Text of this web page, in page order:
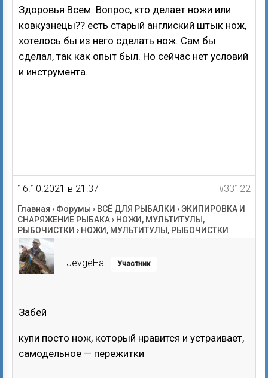
Здоровья Всем. Вопрос, кто делает ножи или
ковкузнецы?? есть старый англиский штык нож,
хотелось бы из него сделать нож. Сам бы
сделал, так как опыт был. Но сейчас нет условий
и инструмента.
16.10.2021 в 21:37 #33122
Главная › Форумы › ВСЁ ДЛЯ РЫБАЛКИ › ЭКИПИРОВКА И
СНАРЯЖЕНИЕ РЫБАКА› НОЖИ, МУЛЬТИТУЛЫ,
РЫБОЧИСТКИ › НОЖИ, МУЛЬТИТУЛЫ, РЫБОЧИСТКИ
JevgeHa Участник
Забей
купи посто нож, который нравится и устраивает,
самодельное — пережитки